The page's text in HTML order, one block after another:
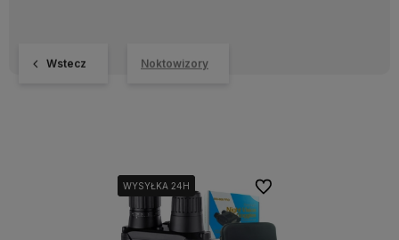
Wstecz Noktowizory
WYSYŁKA 24H
WYSYŁKA 24H Do ulubionych